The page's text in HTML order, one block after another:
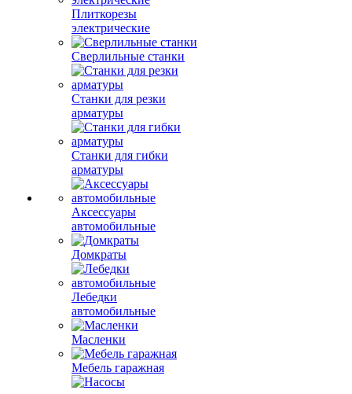
Плиткорезы
электрические
Сверлильные станки
Станки для резки
арматуры
Станки для гибки
арматуры
Аксессуары
автомобильные
Домкраты
Лебедки
автомобильные
Масленки
Мебель гаражная